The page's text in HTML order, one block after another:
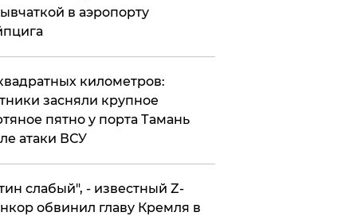
в аэропорту
километров:
засняли крупное
пятно у порта Тамань
атаки ВСУ
слабый", - известный Z-
обвинил главу Кремля в